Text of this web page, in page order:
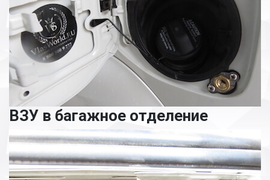
ВЗУ в багажное отделение